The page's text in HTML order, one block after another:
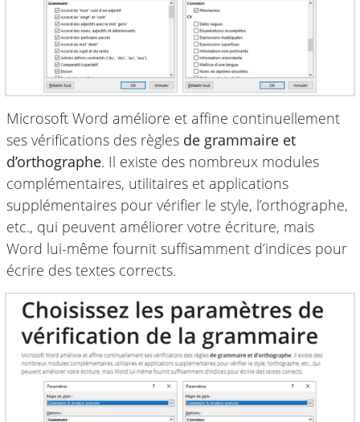
Microsoft Word améliore et affine continuellement
ses vérifications des règles de grammaire et
d’orthographe. Il existe des nombreux modules
complémentaires, utilitaires et applications
supplémentaires pour vérifier le style, l’orthographe,
etc., qui peuvent améliorer votre écriture, mais
Word lui-même fournit suffisamment d’indices pour
écrire des textes corrects.